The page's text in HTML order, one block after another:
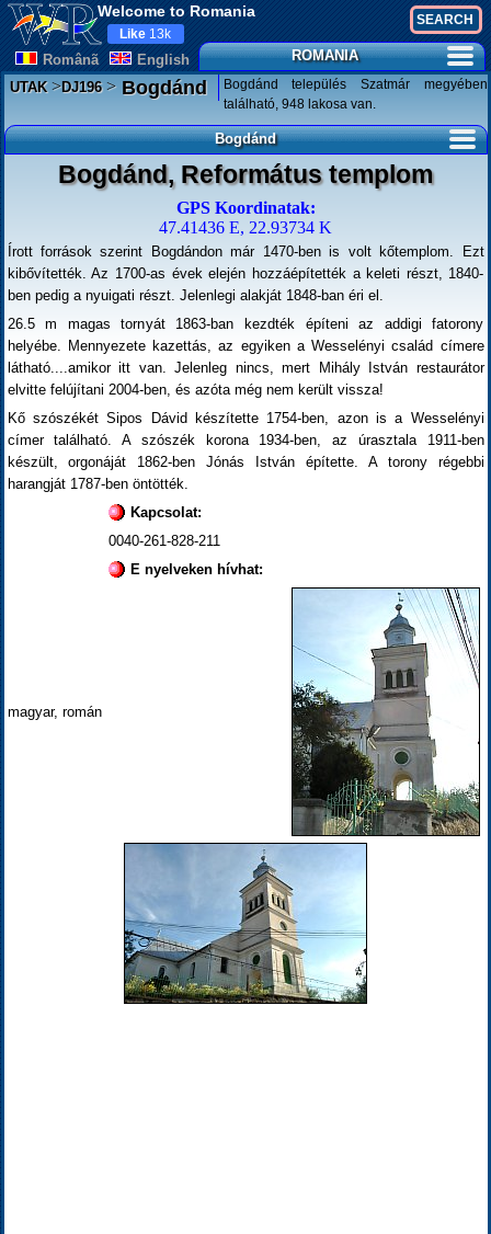
Welcome to Romania
Românã English
Like 13k
ROMANIA
UTAK>DJ196>Bogdánd
Bogdánd település Szatmár megyében
található, 948 lakosa van.
Bogdánd
Bogdánd, Református templom
GPS Koordinatak:
47.41436 E, 22.93734 K
Írott források szerint Bogdándon már 1470-ben is volt kőtemplom. Ezt
kibővítették. Az 1700-as évek elején hozzáépítették a keleti részt, 1840-
ben pedig a nyuigati részt. Jelenlegi alakját 1848-ban éri el.
26.5 m magas tornyát 1863-ban kezdték építeni az addigi fatorony
helyébe. Mennyezete kazettás, az egyiken a Wesselényi család címere
látható....amikor itt van. Jelenleg nincs, mert Mihály István restaurátor
elvitte felújítani 2004-ben, és azóta még nem került vissza!
Kő szószékét Sipos Dávid készítette 1754-ben, azon is a Wesselényi
címer található. A szószék korona 1934-ben, az úrasztala 1911-ben
készült, orgonáját 1862-ben Jónás István építette. A torony régebbi
harangját 1787-ben öntötték.
Kapcsolat:
0040-261-828-211
E nyelveken hívhat:
magyar, román